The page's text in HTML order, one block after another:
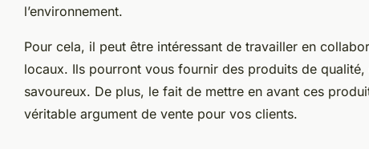
l’environnement.
Pour cela, il peut être intéressant de travailler en
locaux. Ils pourront vous fournir des produits de
savoureux. De plus, le fait de mettre en avant ces
véritable argument de vente pour vos clients.